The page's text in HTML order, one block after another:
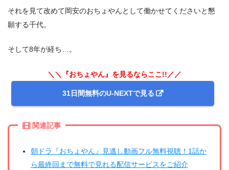
それを見て改めて岡安のおちょやんとして働かせてくださいと懇
願する千代。
そして8年が経ち…。
＼＼『おちょやん』を見るならここ!!／／
31日間無料のU-NEXTで見る
関連記事
朝ドラ『おちょやん』見逃し動画フル無料視聴！1話か
ら最終回まで無料で見れる配信サービスをご紹介